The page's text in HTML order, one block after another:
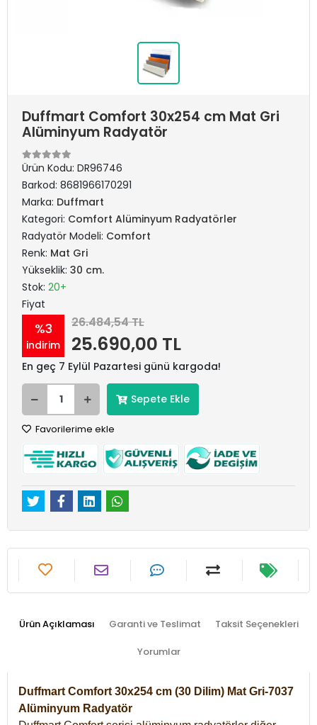
Duffmart Comfort 30x254 cm Mat Gri
Alüminyum Radyatör
Ürün Kodu: DR96746
Barkod: 8681966170291
Marka: Duffmart
Kategori: Comfort Alüminyum Radyatörler
Radyatör Modeli: Comfort
Renk: Mat Gri
Yükseklik: 30 cm.
Stok: 20+
Fiyat
%3
indirim
26.484,54 TL
25.690,00 TL
En geç 7 Eylül Pazartesi günü kargoda!
Sepete Ekle
Favorilerime ekle
Ürün Açıklaması Garanti ve Teslimat Taksit Seçenekleri
Yorumlar
Duffmart Comfort 30x254 cm (30 Dilim) Mat Gri-7037
Alüminyum Radyatör